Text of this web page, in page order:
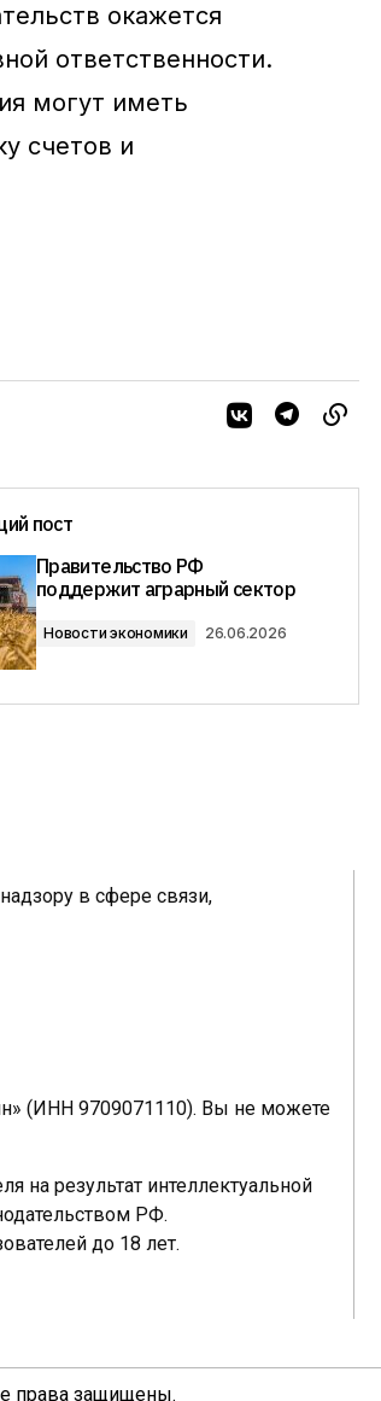
окажется
ответственности.
могут иметь
счетов и
пост
Правительство РФ
поддержит аграрный сектор
Новости экономики 26.06.2026
в сфере связи,
(ИНН 9709071110). Вы не можете
на результат интеллектуальной
РФ.
до 18 лет.
права защищены.